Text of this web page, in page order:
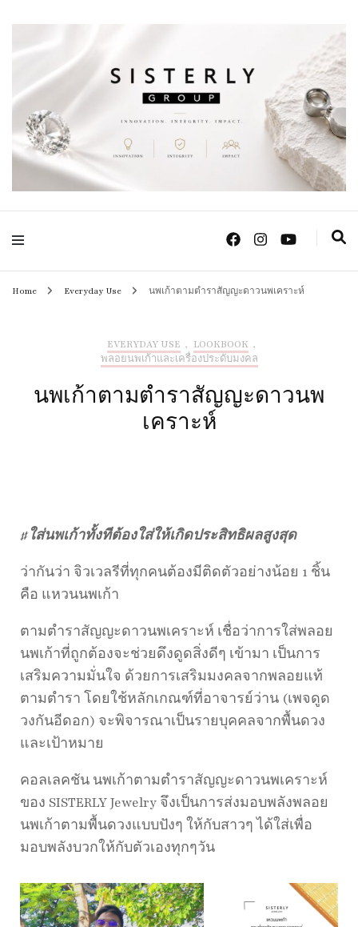
Sisterly Group
Thailand
Positive Power Jewelry แหวนแต่งงาน เครื่องประดับผู้หญิง จิวเวลรี จันทบุรี
Home Everyday Use นพเก้าตามตำราสัญญะดาวนพเคราะห์
EVERYDAY USE , LOOKBOOK ,
พลอยนพเก้าและเครื่องประดับมงคล
นพเก้าตามตำราสัญญะดาวนพ
เคราะห์
#ใส่นพเก้าทั้งทีต้องใส่ให้เกิดประสิทธิผลสูงสุด
ว่ากันว่า จิวเวลรีที่ทุกคนต้องมีติดตัวอย่างน้อย 1 ชิ้น
คือ แหวนนพเก้า
ตามตำราสัญญะดาวนพเคราะห์ เชื่อว่าการใส่พลอย
นพเก้าที่ถูกต้องจะช่วยดึงดูดสิ่งดีๆ เข้ามา เป็นการ
เสริมความมั่นใจ ด้วยการเสริมมงคลจากพลอยแท้
ตามตำรา โดยใช้หลักเกณฑ์ที่อาจารย์ว่าน (เพจดูด
วงกันอีดอก) จะพิจารณาเป็นรายบุคคลจากพื้นดวง
และเป้าหมาย
คอลเลคชัน นพเก้าตามตำราสัญญะดาวนพเคราะห์
ของ SISTERLY Jewelry จึงเป็นการส่งมอบพลังพลอย
นพเก้าตามพื้นดวงแบบปังๆ ให้กับสาวๆ ได้ใส่เพื่อ
มอบพลังบวกให้กับตัวเองทุกๆวัน